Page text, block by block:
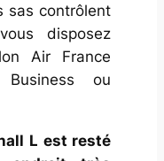
sas contrôlent
disposez
Air France
ou
L est resté